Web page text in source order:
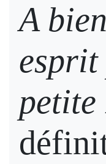
A
esprit
petite